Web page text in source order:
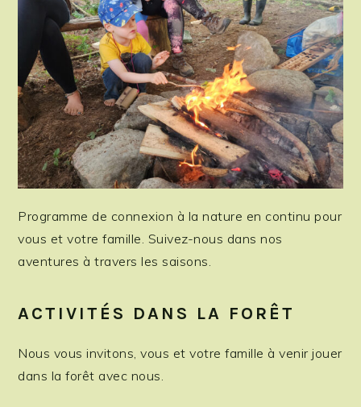
Programme de connexion à la nature en continu pour
vous et votre famille. Suivez-nous dans nos
aventures à travers les saisons.
ACTIVITÉS DANS LA FORÊT
Nous vous invitons, vous et votre famille à venir jouer
dans la forêt avec nous.